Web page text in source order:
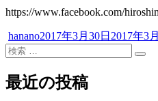
https://www.facebook.com/
投
稿
hanano投
2017年3月30日 2017年3
検
対
象:
検
最近の投稿